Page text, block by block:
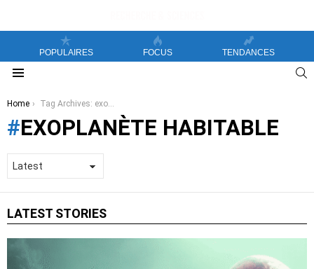
POPULAIRES FOCUS TENDANCES
You are here:
Home Tag Archives: exoplanète habitable
EXOPLANÈTE HABITABLE
LATEST STORIES